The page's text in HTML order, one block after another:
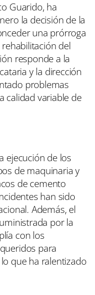
Guarido, ha
la decisión de la
una prórroga
del
responde a la
y la dirección
problemas
calidad variable de
ejecución de los
de maquinaria y
de cemento
han sido
Además, el
por la
con los
para
que ha ralentizado